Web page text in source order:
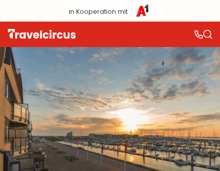
in Kooperation mit